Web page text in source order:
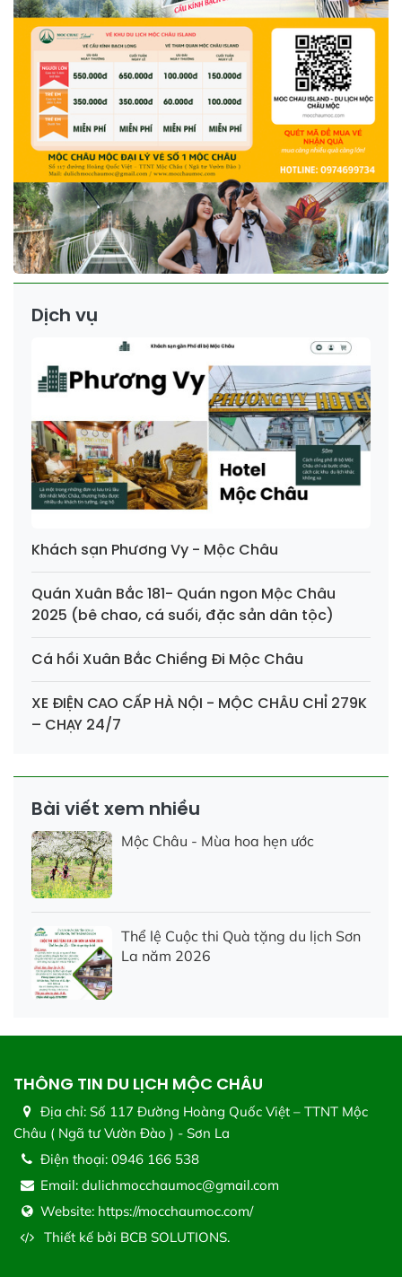
Dịch vụ
Khách sạn Phương Vy - Mộc Châu
Quán Xuân Bắc 181- Quán ngon Mộc Châu
2025 (bê chao, cá suối, đặc sản dân tộc)
Cá hồi Xuân Bắc Chiềng Đi Mộc Châu
XE ĐIỆN CAO CẤP HÀ NỘI - MỘC CHÂU CHỈ 279K
– CHẠY 24/7
Bài viết xem nhiều
Mộc Châu - Mùa hoa hẹn ước
Thể lệ Cuộc thi Quà tặng du lịch Sơn
La năm 2026
THÔNG TIN DU LỊCH MỘC CHÂU
Địa chỉ: Số 117 Đường Hoàng Quốc Việt – TTNT Mộc
Châu ( Ngã tư Vườn Đào ) - Sơn La
Điện thoại: 0946 166 538
Email: dulichmocchaumoc@gmail.com
Website: https://mocchaumoc.com/
Thiết kế bởi BCB SOLUTIONS.